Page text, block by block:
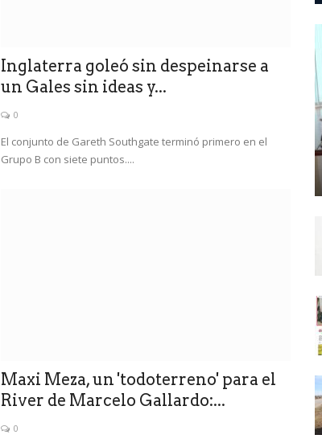
Inglaterra goleó sin despeinarse a
un Gales sin ideas y...
0
El conjunto de Gareth Southgate terminó primero en el
Grupo B con siete puntos....
Maxi Meza, un 'todoterreno' para el
River de Marcelo Gallardo:...
0